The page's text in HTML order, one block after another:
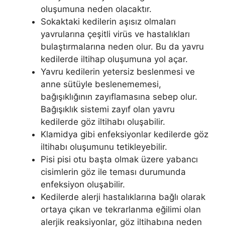
oluşumuna neden olacaktır.
Sokaktaki kedilerin aşısız olmaları
yavrularına çeşitli virüs ve hastalıkları
bulaştırmalarına neden olur. Bu da yavru
kedilerde iltihap oluşumuna yol açar.
Yavru kedilerin yetersiz beslenmesi ve
anne sütüyle beslenememesi,
bağışıklığının zayıflamasına sebep olur.
Bağışıklık sistemi zayıf olan yavru
kedilerde göz iltihabı oluşabilir.
Klamidya gibi enfeksiyonlar kedilerde göz
iltihabı oluşumunu tetikleyebilir.
Pisi pisi otu başta olmak üzere yabancı
cisimlerin göz ile teması durumunda
enfeksiyon oluşabilir.
Kedilerde alerji hastalıklarına bağlı olarak
ortaya çıkan ve tekrarlanma eğilimi olan
alerjik reaksiyonlar, göz iltihabına neden